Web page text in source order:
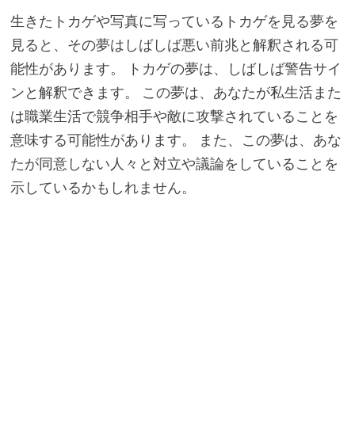
生きたトカゲや写真に写っているトカゲを見る夢を
見ると、その夢はしばしば悪い前兆と解釈される可
能性があります。 トカゲの夢は、しばしば警告サイ
ンと解釈できます。 この夢は、あなたが私生活また
は職業生活で競争相手や敵に攻撃されていることを
意味する可能性があります。 また、この夢は、あな
たが同意しない人々と対立や議論をしていることを
示しているかもしれません。